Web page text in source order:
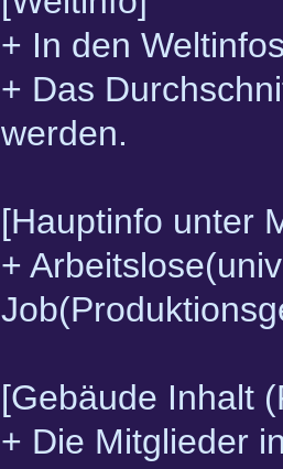
+ In den
+ Das
werden.
[Hauptinfo unter
+
[Gebäude Inhalt
+ Die Mitglieder